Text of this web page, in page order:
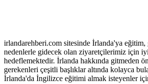
irlandarehberi.com sitesinde İrlanda'ya eğitim,
nedenlerle gidecek olan ziyaretçilerimiz için
hedeflemektedir. İrlanda hakkında gitmeden
gerekenleri çeşitli başlıklar altında kolayca
İrlanda'da İngilizce eğitimi almak isteyenler